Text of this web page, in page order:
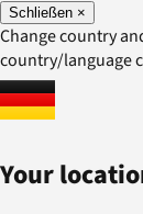
Schließen ×
Change country
country/language
Your